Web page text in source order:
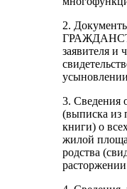
2.
заявителя и
3.
(выписка из
книги) о
жилой
родства